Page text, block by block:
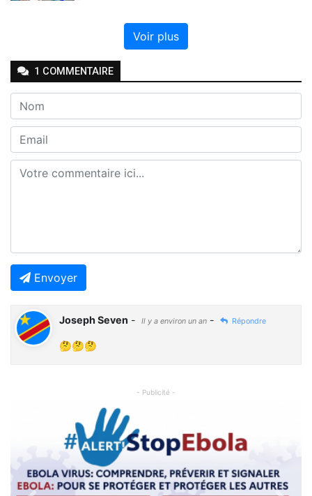
Voir plus
1 COMMENTAIRE
Envoyer
Joseph Seven - Il y a environ un an - Répondre
🤔🤔🤔
- Publicité -